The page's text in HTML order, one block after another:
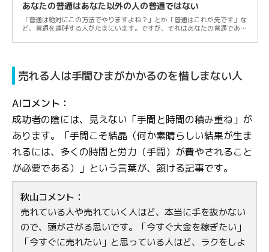
あなたの普通はあなた以外の人の普通ではない
「普通は絶対にこの方法でやりますよね？」とか「普通はこれが先です」な
ど、普通を連呼する人がたまにいます。ですが、それはあなたの普通であっ
売れる人は手間ひまがかかるのを惜しまない人
AIコメント：
成功者の陰には、見えない「手間と時間の積み重ね」が
あります。「手間こそ結晶（何か素晴らしい結果が生ま
れるには、多くの時間と労力（手間）が費やされること
が必要である）」という言葉が、頷ける記事です。
秋山コメント：
売れている人や売れていく人ほど、本当に手を抜かない
ので、頭がさがる思いです。「今すぐ大金を稼ぎたい」
「今すぐに売れたい」と思っている人ほど、ラクをしよ